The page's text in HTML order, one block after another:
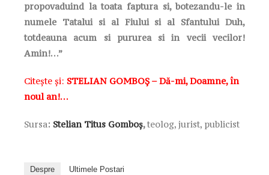
propovaduind la toata faptura si, botezandu-le in
numele Tatalui si al Fiului si al Sfantului Duh,
totdeauna acum si pururea si in vecii vecilor!
Amin!…”
Citește și: STELIAN GOMBOȘ – Dă-mi, Doamne, în
noul an!…
Sursa: Stelian Titus Gomboș,teolog, jurist, publicist
Despre Ultimele Postari